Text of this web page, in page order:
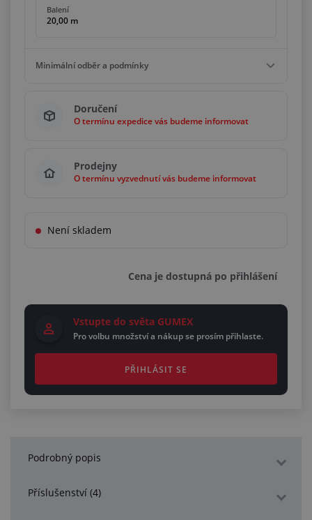
Balení
20,00 m
Minimální odběr a podmínky
640,00 m
Násobky 20,00 m
Doručení
O termínu expedice vás budeme informovat
Prodejny
O termínu vyzvednutí vás budeme informovat
Není skladem
Cena je dostupná po přihlášení
Vstupte do světa GUMEX
Pro volbu množství a nákup se prosím přihlaste.
PŘIHLÁSIT SE
Podrobný popis
Příslušenství (4)